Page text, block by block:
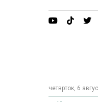
четврток, 6